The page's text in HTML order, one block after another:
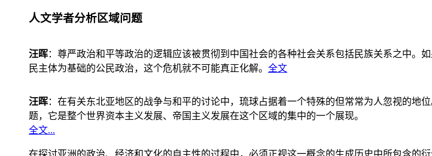
人文学者分析区域问题
汪晖：尊严政治和平等政治的逻辑应该被贯彻到中国社会的各种社会关系包括民族关系之中
民主体为基础的公民政治，这个危机就不可能真正化解。 全文
汪晖：在有关东北亚地区的战争与和平的讨论中，琉球占据着一个特殊的但常常为人忽视的地
题，它是整个世界资本主义发展、帝国主义发展在这个区域的集中的一个展现。
全文...
在探讨亚洲的政治、经济和文化的自主性的过程中，必须正视这一概念的生成历史中所包含的